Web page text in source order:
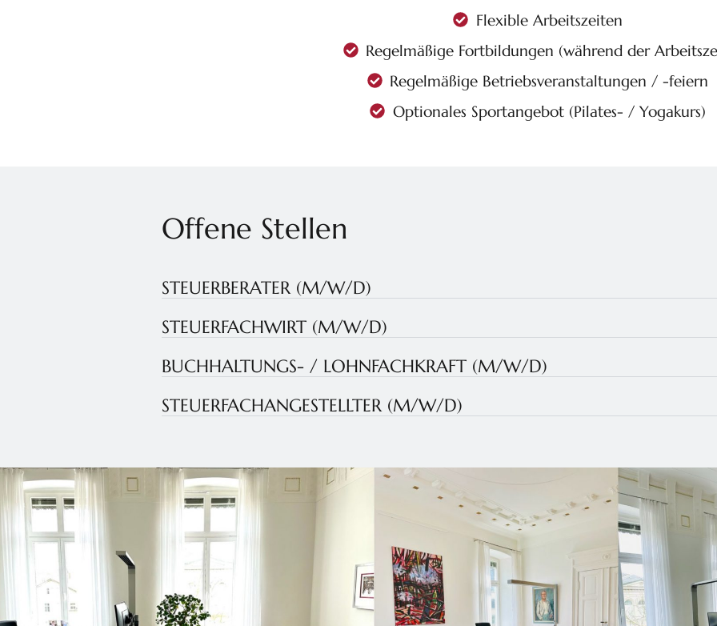
Flexible Arbeitszeiten
Regelmäßige Fortbildungen (während der
Regelmäßige Betriebsveranstaltungen / -feiern
Optionales Sportangebot (Pilates- / Yogakurs)
Offene Stellen
STEUERBERATER (M/W/D)
STEUERFACHWIRT (M/W/D)
BUCHHALTUNGS- / LOHNFACHKRAFT (M/W/D)
STEUERFACHANGESTELLTER (M/W/D)